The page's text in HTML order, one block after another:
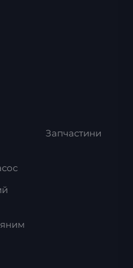
Запчастини